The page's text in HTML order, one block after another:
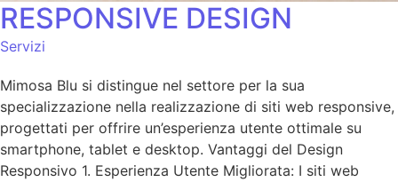
RESPONSIVE DESIGN
Servizi
Mimosa Blu si distingue nel settore per la sua
specializzazione nella realizzazione di siti web responsive,
progettati per offrire un’esperienza utente ottimale su
smartphone, tablet e desktop. Vantaggi del Design
Responsivo 1. Esperienza Utente Migliorata: I siti web